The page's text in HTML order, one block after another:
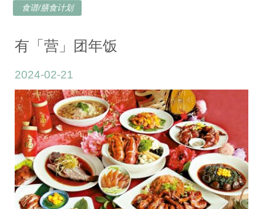
食谱/膳食计划
有「营」团年饭
2024-02-21